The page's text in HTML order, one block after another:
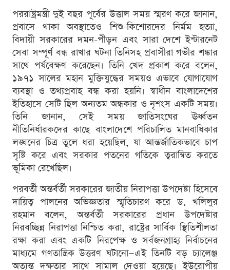
পররাষ্ট্রমন্ত্রী দুই বছর পূর্বের উত্তাল সময় স্মরণ করে জানান,
প্রবাসে থাকা অবস্থাতেও শিশু-কিশোরদের নির্মম হত্যা,
বিদায়ী সরকারের দমন-পীড়ন এবং সারা দেশে ইন্টারনেট
সেবা সম্পূর্ণ বন্ধ রাখার ঘটনা তিনিসহ প্রবাসীরা গভীর শঙ্কার
সাথে পর্যবেক্ষণ করেছেন। তিনি খেদ প্রকাশ করে বলেন,
১৯৭১ সালের মহান মুক্তিযুদ্ধের সময়ও এভাবে যোগাযোগ
ব্যবস্থা ও তথ্যপ্রবাহ বন্ধ করা হয়নি। স্বাধীন বাংলাদেশের
ইতিহাসে সেটি ছিল অন্যতম অন্ধকার ও নৃশংস একটি সময়।
তিনি জানান, সেই সময় জাতিসংঘের ঊর্ধ্বতন
নীতিনির্ধারকদের কাছে বাংলাদেশে পরিচালিত মানবাধিকার
লঙ্ঘনের চিত্র তুলে ধরা হয়েছিল, যা আন্তর্জাতিকভাবে চাপ
সৃষ্টি করে এবং সরকার পতনের গতিকে ত্বরান্বিত করতে
ভূমিকা রেখেছিল।
পরবর্তী অন্তর্বর্তী সরকারের জাতীয় নিরাপত্তা উপদেষ্টা হিসেবে
দায়িত্ব পালনের অভিজ্ঞতার স্মৃতিচারণ করে ড. খলিলুর
রহমান বলেন, অন্তর্বর্তী সরকারের প্রধান উপদেষ্টার
নিরবচ্ছিন্ন নিরাপত্তা নিশ্চিত করা, রাষ্ট্রের সার্বিক স্থিতিশীলতা
রক্ষা করা এবং একটি নিরপেক্ষ ও সর্বজনগ্রাহ্য নির্বাচনের
মাধ্যমে গণতান্ত্রিক উত্তরণ ঘটানো—এই তিনটি বড় চ্যালেঞ্জ
অত্যন্ত দক্ষতার সাথে সামাল দেওয়া হয়েছে। ইউরোপীয়